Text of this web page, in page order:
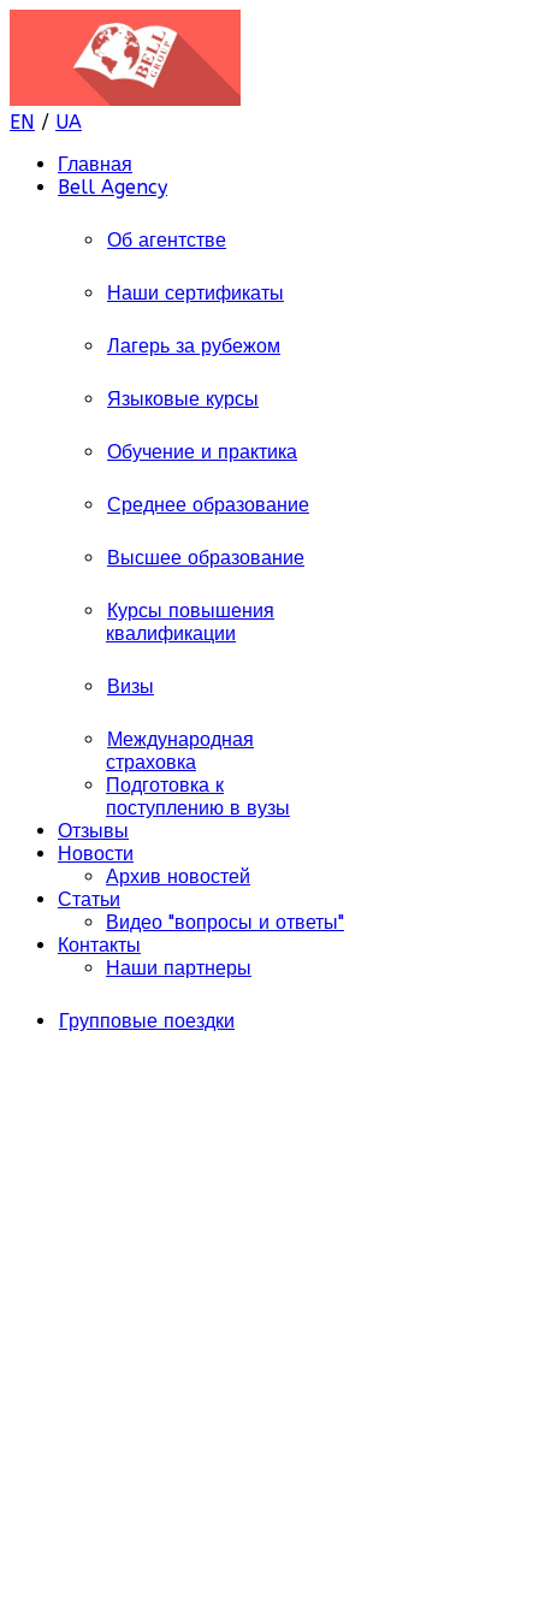
EN / UA
Главная
Bell Agency
Об агентстве
Наши сертификаты
Лагерь за рубежом
Языковые курсы
Обучение и практика
Среднее образование
Высшее образование
Курсы повышения
квалификации
Визы
Международная
страховка
Подготовка к
поступлению в вузы
Отзывы
Новости
Архив новостей
Статьи
Видео "вопросы и ответы"
Контакты
Наши партнеры
Групповые поездки